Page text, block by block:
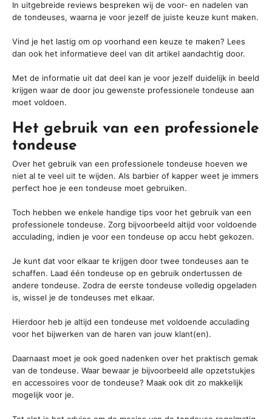
In uitgebreide reviews bespreken wij de voor- en nadelen van
de tondeuses, waarna je voor jezelf de juiste keuze kunt maken.
Vind je het lastig om op voorhand een keuze te maken? Lees
dan ook het informatieve deel van dit artikel aandachtig door.
Met de informatie uit dat deel kan je voor jezelf duidelijk in beeld
krijgen waar de door jou gewenste professionele tondeuse aan
moet voldoen.
Het gebruik van een professionele
tondeuse
Over het gebruik van een professionele tondeuse hoeven we
niet al te veel uit te wijden. Als barbier of kapper weet je immers
perfect hoe je een tondeuse moet gebruiken.
Toch hebben we enkele handige tips voor het gebruik van een
professionele tondeuse. Zorg bijvoorbeeld altijd voor voldoende
acculading, indien je voor een tondeuse op accu hebt gekozen.
Je kunt dat voor elkaar te krijgen door twee tondeuses aan te
schaffen. Laad één tondeuse op en gebruik ondertussen de
andere tondeuse. Zodra de eerste tondeuse volledig opgeladen
is, wissel je de tondeuses met elkaar.
Hierdoor heb je altijd een tondeuse met voldoende acculading
voor het bijwerken van de haren van jouw klant(en).
Daarnaast moet je ook goed nadenken over het praktisch gemak
van de tondeuse. Waar bewaar je bijvoorbeeld alle opzetstukjes
en accessoires voor de tondeuse? Maak ook dit zo makkelijk
mogelijk voor je.